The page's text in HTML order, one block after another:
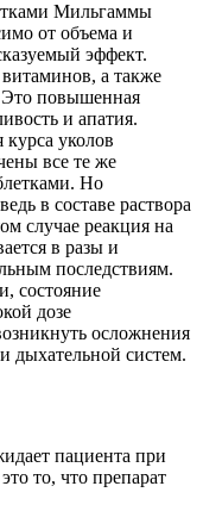
Мильгаммы
от объема и
эффект.
а также
Это повышенная
и апатия.
уколов
все те же
Но
в составе раствора
случае реакция на
в разы и
последствиям.
состояние
дозе
осложнения
дыхательной систем.
пациента при
то, что препарат